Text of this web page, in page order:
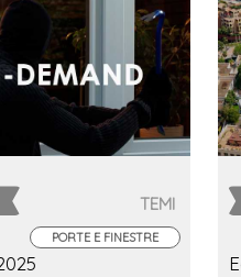
TEMI
PORTE E FINESTRE